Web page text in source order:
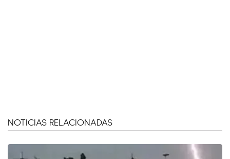
NOTICIAS RELACIONADAS